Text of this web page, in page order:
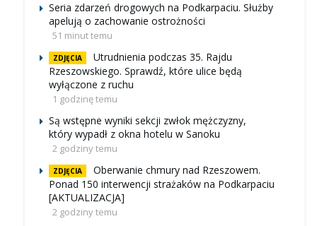
Seria zdarzeń drogowych na Podkarpaciu. Służby
apelują o zachowanie ostrożności
51 minut temu
ZDJĘCIA
Utrudnienia podczas 35. Rajdu
Rzeszowskiego. Sprawdź, które ulice będą
wyłączone z ruchu
1 godzinę temu
Są wstępne wyniki sekcji zwłok mężczyzny,
który wypadł z okna hotelu w Sanoku
2 godziny temu
ZDJĘCIA
Oberwanie chmury nad Rzeszowem.
Ponad 150 interwencji strażaków na Podkarpaciu
[AKTUALIZACJA]
2 godziny temu